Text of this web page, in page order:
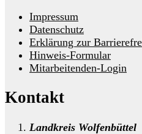
Impressum
Datenschutz
Erklärung zur
Hinweis-Formular
Mitarbeitenden-Login
Kontakt
Landkreis Wolfenbüttel